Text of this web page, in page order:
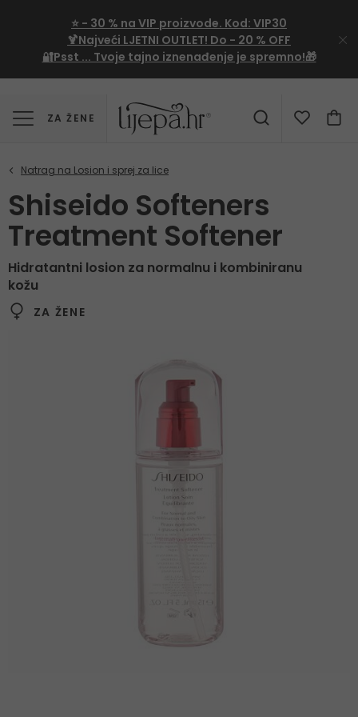
⭐ - 30 % na VIP proizvode. Kod: VIP30
🍹Najveći LJETNI OUTLET! Do - 20 % OFF
🔐Psst ... Tvoje tajno iznenađenje je spremno!🎁
ZA ŽENE
Shiseido Softeners
Treatment Softener
Hidratantni losion za normalnu i kombiniranu
kožu
ZA ŽENE